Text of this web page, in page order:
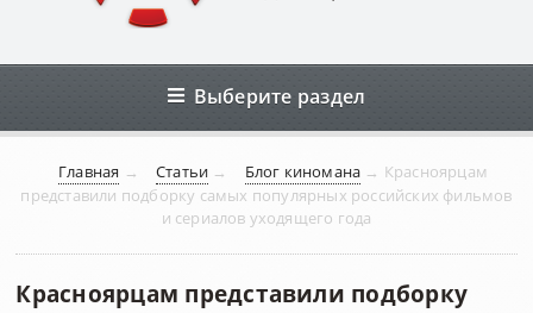
Выберите раздел
Главная → Статьи → Блог киномана → Красноярцам
представили подборку самых популярных российских фильмов
и сериалов уходящего года
Красноярцам представили подборку